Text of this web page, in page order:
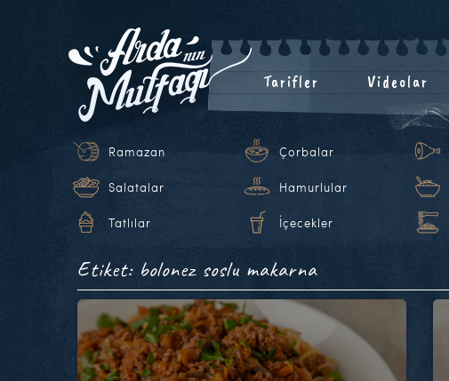
Tarifler Videolar
Ramazan Çorbalar
Salatalar Hamurlular
Tatlılar İçecekler
Etiket: bolonez soslu makarna